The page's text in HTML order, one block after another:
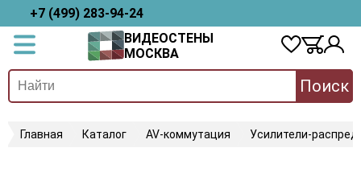
+7 (499) 283-94-24
ВИДЕОСТЕНЫ
МОСКВА
Поиск
Главная Каталог AV-коммутация Усилители-